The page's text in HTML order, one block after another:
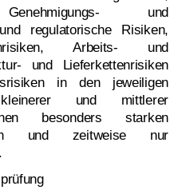
Genehmigungs- und
regulatorische Risiken,
Arbeits- und
und Lieferkettenrisiken
in den jeweiligen
und mittlerer
besonders starken
und zeitweise nur